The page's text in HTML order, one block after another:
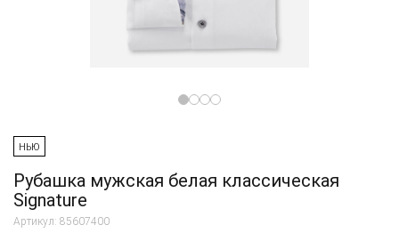
НЬЮ
Рубашка мужская белая классическая
Signature
Артикул: 85607400